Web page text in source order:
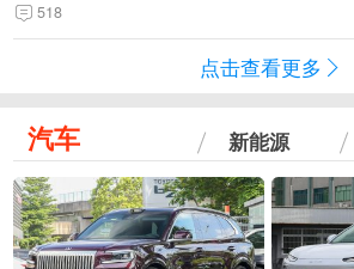
518
点击查看更多
汽车 新能源